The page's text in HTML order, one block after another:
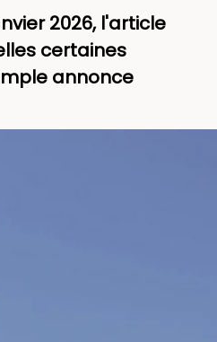
2026, l'article
certaines
annonce